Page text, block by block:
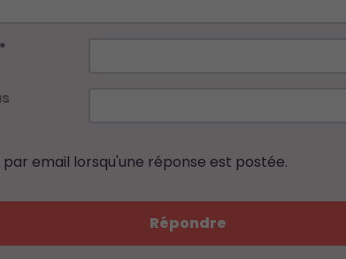
*
email lorsqu'une réponse est postée.
Répondre